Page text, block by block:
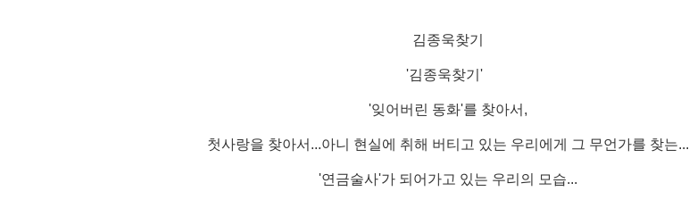
김종욱찾기
'김종욱찾기'
'잊어버린 동화'를 찾아서,
첫사랑을 찾아서...아니 현실에 취해 버티고 있는 우리에게 그 무언가를 찾는...
'연금술사'가 되어가고 있는 우리의 모습...